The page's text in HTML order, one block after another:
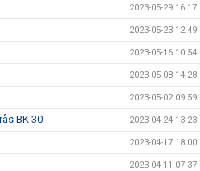
2023-05-29 16:17
2023-05-23 12:49
2023-05-16 10:54
2023-05-08 14:28
2023-05-02 09:59
BK 30 2023-04-24 13:23
2023-04-17 18:00
2023-04-11 07:37